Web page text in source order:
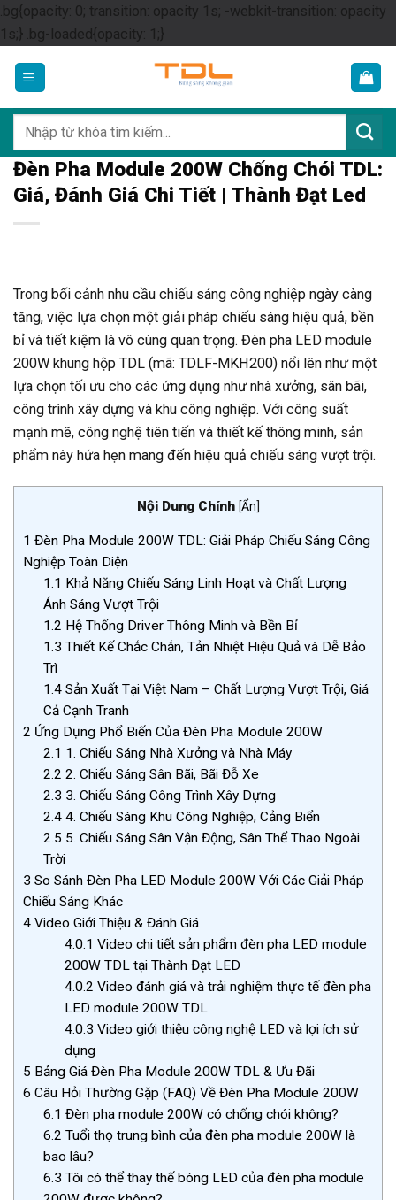
.bg{opacity: 0; transition: opacity 1s; -webkit-transition: opacity
1s;} .bg-loaded{opacity: 1;}Skip
content
kiếm:
Đèn Pha Module 200W Chống Chói TDL:
Giá, Đánh Giá Chi Tiết | Thành Đạt Led
Trong bối cảnh nhu cầu chiếu sáng công nghiệp ngày càng
tăng, việc lựa chọn một giải pháp chiếu sáng hiệu quả, bền
bỉ và tiết kiệm là vô cùng quan trọng. Đèn pha LED module
200W khung hộp TDL (mã: TDLF-MKH200) nổi lên như một
lựa chọn tối ưu cho các ứng dụng như nhà xưởng, sân bãi,
công trình xây dựng và khu công nghiệp. Với công suất
mạnh mẽ, công nghệ tiên tiến và thiết kế thông minh, sản
phẩm này hứa hẹn mang đến hiệu quả chiếu sáng vượt trội.
Nội Dung Chính [Ẩn]
1 Đèn Pha Module 200W TDL: Giải Pháp Chiếu Sáng Công
Nghiệp Toàn Diện
1.1 Khả Năng Chiếu Sáng Linh Hoạt và Chất Lượng
Ánh Sáng Vượt Trội
1.2 Hệ Thống Driver Thông Minh và Bền Bỉ
1.3 Thiết Kế Chắc Chắn, Tản Nhiệt Hiệu Quả và Dễ Bảo
Trì
1.4 Sản Xuất Tại Việt Nam – Chất Lượng Vượt Trội, Giá
Cả Cạnh Tranh
2 Ứng Dụng Phổ Biến Của Đèn Pha Module 200W
2.1 1. Chiếu Sáng Nhà Xưởng và Nhà Máy
2.2 2. Chiếu Sáng Sân Bãi, Bãi Đỗ Xe
2.3 3. Chiếu Sáng Công Trình Xây Dựng
2.4 4. Chiếu Sáng Khu Công Nghiệp, Cảng Biển
2.5 5. Chiếu Sáng Sân Vận Động, Sân Thể Thao Ngoài
Trời
3 So Sánh Đèn Pha LED Module 200W Với Các Giải Pháp
Chiếu Sáng Khác
4 Video Giới Thiệu & Đánh Giá
4.0.1 Video chi tiết sản phẩm đèn pha LED module
200W TDL tại Thành Đạt LED
4.0.2 Video đánh giá và trải nghiệm thực tế đèn pha
LED module 200W TDL
4.0.3 Video giới thiệu công nghệ LED và lợi ích sử
dụng
5 Bảng Giá Đèn Pha Module 200W TDL & Ưu Đãi
6 Câu Hỏi Thường Gặp (FAQ) Về Đèn Pha Module 200W
6.1 Đèn pha module 200W có chống chói không?
6.2 Tuổi thọ trung bình của đèn pha module 200W là
bao lâu?
6.3 Tôi có thể thay thế bóng LED của đèn pha module